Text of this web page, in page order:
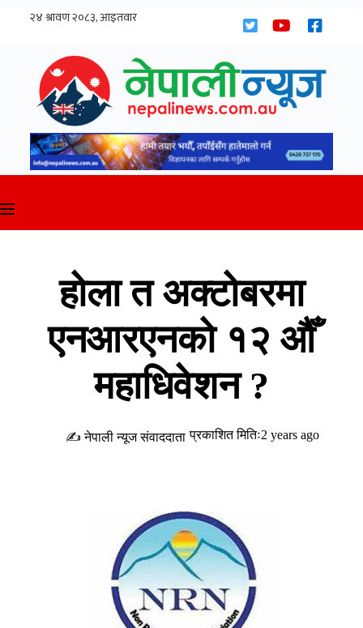
होला त अक्टोबरमा
एनआरएनको १२ औँ
महाधिवेशन ?
✍ नेपाली न्यूज संवाददाता प्रकाशित मितिः2 years ago